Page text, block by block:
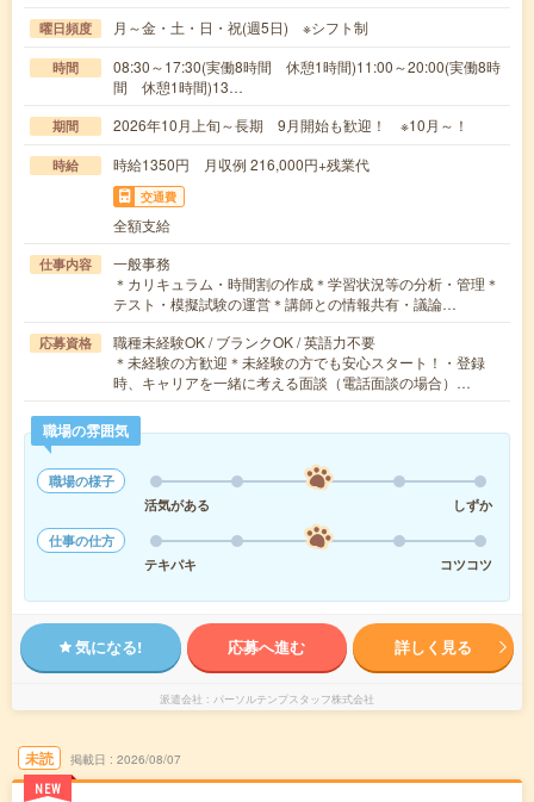
曜日頻度 月～金・土・日・祝(週5日) ※シフト制
時間
08:30～17:30(実働8時間 休憩1時間)11:00～20:00(実働8時
間 休憩1時間)13…
期間 2026年10月上旬～長期 9月開始も歓迎！ ※10月～！
時給 時給1350円 月収例 216,000円+残業代
交通費
全額支給
仕事内容
一般事務
＊カリキュラム・時間割の作成＊学習状況等の分析・管理＊
テスト・模擬試験の運営＊講師との情報共有・議論…
応募資格
職種未経験OK / ブランクOK / 英語力不要
＊未経験の方歓迎＊未経験の方でも安心スタート！・登録
時、キャリアを一緒に考える面談（電話面談の場合）…
職場の雰囲気
職場の様子
活気がある
しずか
仕事の仕方
テキパキ
コツコツ
気になる! 応募へ進む 詳しく見る
派遣会社 パーソルテンプスタッフ株式会社
未読
NEW
掲載日 2026/08/07